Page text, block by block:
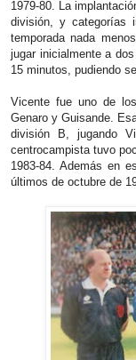
1979-80. La
división, y categorías
temporada nada
jugar inicialmente a
15 minutos, pudiendo
Vicente fue uno de
Genaro y Guisande.
división B, jugando
centrocampista tuvo
1983-84. Además en
últimos de octubre de